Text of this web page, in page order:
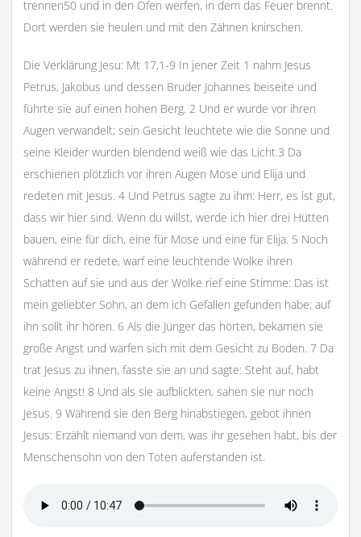
trennen50 und in den Ofen werfen, in dem das Feuer brennt.
Dort werden sie heulen und mit den Zähnen knirschen.
Die Verklärung Jesu: Mt 17,1-9 In jener Zeit 1 nahm Jesus
Petrus, Jakobus und dessen Bruder Johannes beiseite und
führte sie auf einen hohen Berg. 2 Und er wurde vor ihren
Augen verwandelt; sein Gesicht leuchtete wie die Sonne und
seine Kleider wurden blendend weiß wie das Licht.3 Da
erschienen plötzlich vor ihren Augen Mose und Elija und
redeten mit Jesus. 4 Und Petrus sagte zu ihm: Herr, es ist gut,
dass wir hier sind. Wenn du willst, werde ich hier drei Hütten
bauen, eine für dich, eine für Mose und eine für Elija. 5 Noch
während er redete, warf eine leuchtende Wolke ihren
Schatten auf sie und aus der Wolke rief eine Stimme: Das ist
mein geliebter Sohn, an dem ich Gefallen gefunden habe; auf
ihn sollt ihr hören. 6 Als die Jünger das hörten, bekamen sie
große Angst und warfen sich mit dem Gesicht zu Boden. 7 Da
trat Jesus zu ihnen, fasste sie an und sagte: Steht auf, habt
keine Angst! 8 Und als sie aufblickten, sahen sie nur noch
Jesus. 9 Während sie den Berg hinabstiegen, gebot ihnen
Jesus: Erzählt niemand von dem, was ihr gesehen habt, bis der
Menschensohn von den Toten auferstanden ist.